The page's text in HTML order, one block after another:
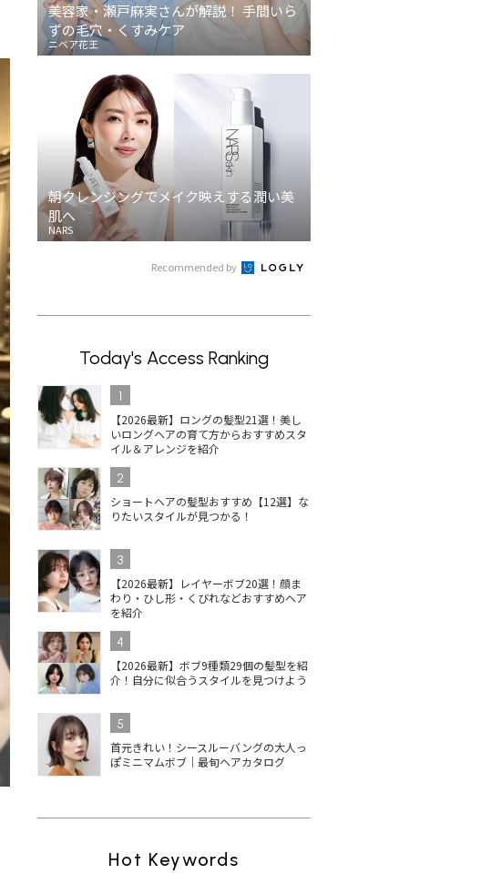
美容家・瀬戸麻実さんが解説！ 手間いら
ずの毛穴・くすみケア
ニベア花王
朝クレンジングでメイク映えする潤い美
肌へ
NARS
Recommended by
Today's Access Ranking
1
【2026最新】ロングの髪型21選！美し
いロングヘアの育て方からおすすめスタ
イル＆アレンジを紹介
2
ショートヘアの髪型おすすめ【12選】な
りたいスタイルが見つかる！
3
【2026最新】レイヤーボブ20選！顔ま
わり・ひし形・くびれなどおすすめヘア
を紹介
4
【2026最新】ボブ9種類29個の髪型を紹
介！自分に似合うスタイルを見つけよう
5
首元きれい！シースルーバングの大人っ
ぽミニマムボブ｜最旬ヘアカタログ
Hot Keywords